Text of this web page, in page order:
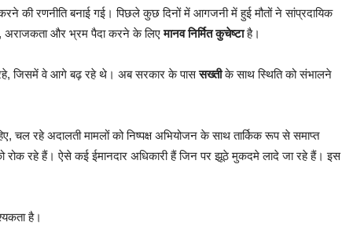
की रणनीति बनाई गई। पिछले कुछ दिनों में आगजनी में हुई मौतों ने सांप्रदायिक
अराजकता और भ्रम पैदा करने के लिएमानव निर्मित कुचेष्टाहै।
जिसमें वे आगे बढ़ रहे थे। अब सरकार के पाससख्तीके साथ स्थिति को संभालने
चल रहे अदालती मामलों को निष्पक्ष अभियोजन के साथ तार्किक रूप से समाप्त
रोक रहे हैं। ऐसे कई ईमानदार अधिकारी हैं जिन पर झूठे मुकदमे लादे जा रहे हैं। इस
है।